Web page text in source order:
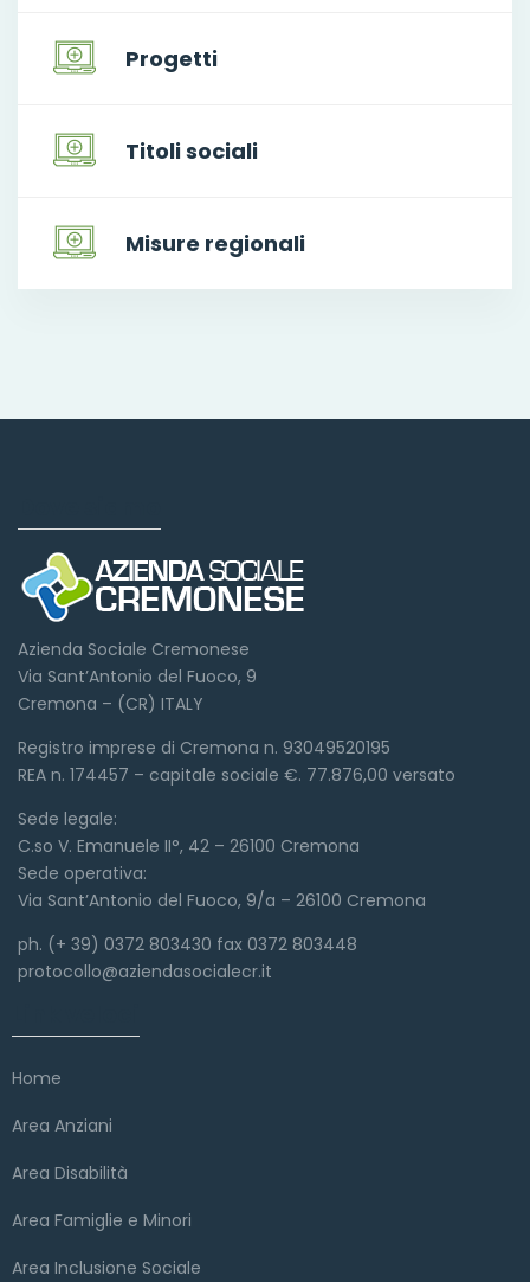
Progetti
Titoli sociali
Misure regionali
Azienda Sociale Cremonese
Via Sant’Antonio del Fuoco, 9
Cremona – (CR) ITALY
Registro imprese di Cremona n. 93049520195
REA n. 174457 – capitale sociale €. 77.876,00 versato
Sede legale:
C.so V. Emanuele II°, 42 – 26100 Cremona
Sede operativa:
Via Sant’Antonio del Fuoco, 9/a – 26100 Cremona
ph. (+ 39) 0372 803430 fax 0372 803448
protocollo@aziendasocialecr.it
Home
Area Anziani
Area Disabilità
Area Famiglie e Minori
Area Inclusione Sociale